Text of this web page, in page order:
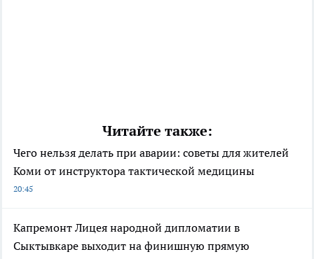
Читайте также:
Чего нельзя делать при аварии: советы для жителей
Коми от инструктора тактической медицины
20:45
Капремонт Лицея народной дипломатии в
Сыктывкаре выходит на финишную прямую